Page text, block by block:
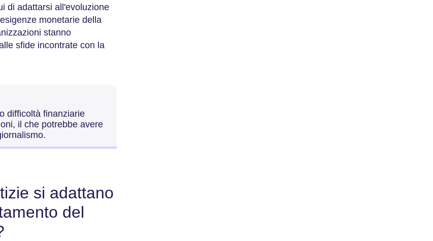
di adattarsi all'evoluzione
monetarie della
stanno
sfide incontrate con la
difficoltà finanziarie
il che potrebbe avere
si adattano
del